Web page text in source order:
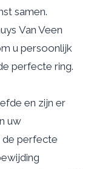
samen.
Van Veen
u persoonlijk
perfecte ring.
en zijn er
uw
de perfecte